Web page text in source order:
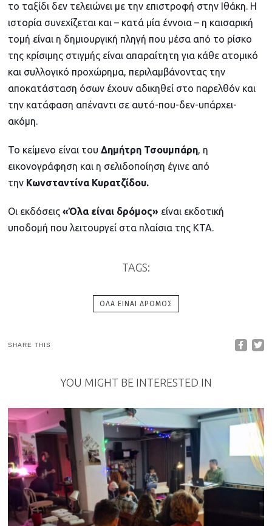
το ταξίδι δεν τελειώνει με την επιστροφή στην Ιθάκη. Η
ιστορία συνεχίζεται και – κατά μία έννοια – η καισαρική
τομή είναι η δημιουργική πληγή που μέσα από το ρίσκο
της κρίσιμης στιγμής είναι απαραίτητη για κάθε ατομικό
και συλλογικό προχώρημα, περιλαμβάνοντας την
αποκατάσταση όσων έχουν αδικηθεί στο παρελθόν και
την κατάφαση απέναντι σε αυτό-που-δεν-υπάρχει-
ακόμη.
Το κείμενο είναι τουΔημήτρη Τσουμπάρη, η
εικονογράφηση και η σελιδοποίηση έγινε από
την Κωνσταντίνα Κυρατζίδου.
Οι εκδόσεις«Όλα είναι δρόμος» είναι εκδοτική
υποδομή που λειτουργεί στα πλαίσια της ΚΤΑ.
TAGS:
ΌΛΑ ΕΊΝΑΙ ΔΡΌΜΟΣ
SHARE THIS
YOU MIGHT BE INTERESTED IN